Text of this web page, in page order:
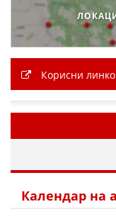
Корисни
Календар на